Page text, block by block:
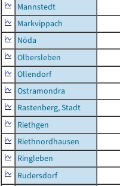
Mannstedt
Markvippach
Nöda
Olbersleben
Ollendorf
Ostramondra
Rastenberg, Stadt
Riethgen
Riethnordhausen
Ringleben
Rudersdorf